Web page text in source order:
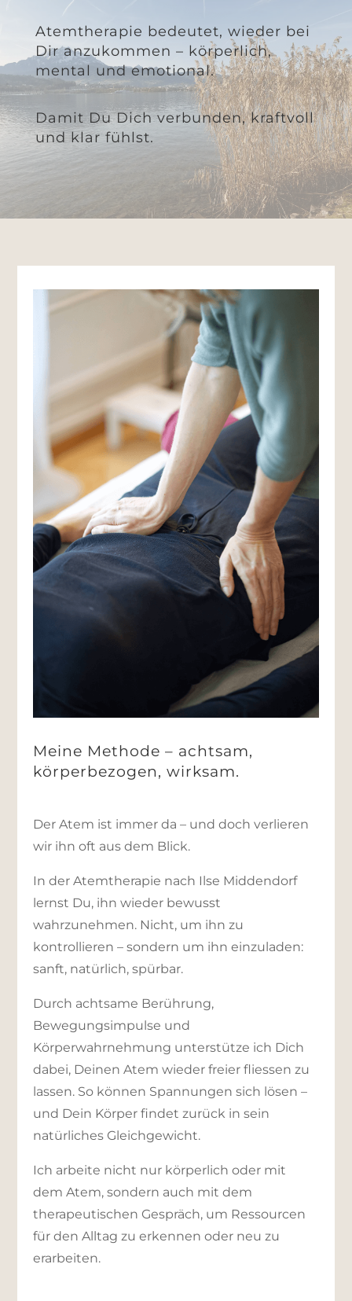
Atemtherapie bedeutet, wieder bei
Dir anzukommen – körperlich,
mental und emotional.
Damit Du Dich verbunden, kraftvoll
und klar fühlst.
Meine Methode – achtsam,
körperbezogen, wirksam.
Der Atem ist immer da – und doch verlieren
wir ihn oft aus dem Blick.
In der Atemtherapie nach Ilse Middendorf
lernst Du, ihn wieder bewusst
wahrzunehmen. Nicht, um ihn zu
kontrollieren – sondern um ihn einzuladen:
sanft, natürlich, spürbar.
Durch achtsame Berührung,
Bewegungsimpulse und
Körperwahrnehmung unterstütze ich Dich
dabei, Deinen Atem wieder freier fliessen zu
lassen. So können Spannungen sich lösen –
und Dein Körper findet zurück in sein
natürliches Gleichgewicht.
Ich arbeite nicht nur körperlich oder mit
dem Atem, sondern auch mit dem
therapeutischen Gespräch, um Ressourcen
für den Alltag zu erkennen oder neu zu
erarbeiten.